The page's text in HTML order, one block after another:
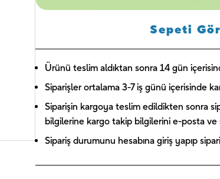
Sepeti
Ürünü teslim aldıktan sonra 14 gün
Siparişler ortalama 3-7 iş günü içerisinde
Siparişin kargoya teslim edildikten sonra
bilgilerine kargo takip bilgilerini e-posta ve
Sipariş durumunu hesabına giriş yapıp